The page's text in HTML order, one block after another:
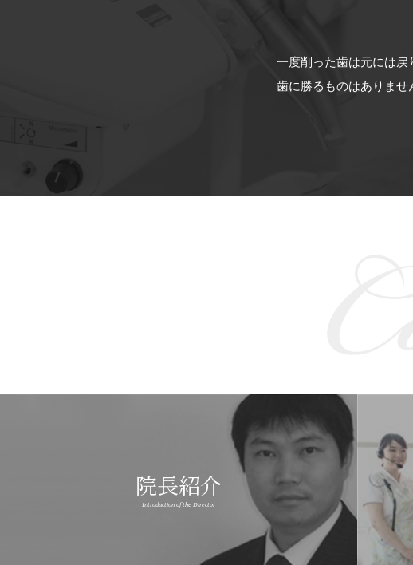
一度削った歯は元には
歯に勝るものはありませ
院長紹介
Introduction of the Director